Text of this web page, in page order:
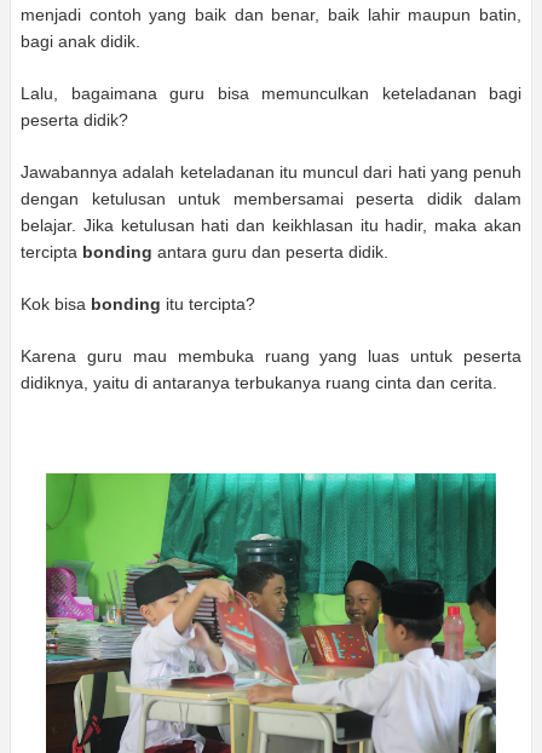
menjadi contoh yang baik dan benar, baik lahir maupun batin,
bagi anak didik.
Lalu, bagaimana guru bisa memunculkan keteladanan bagi
peserta didik?
Jawabannya adalah keteladanan itu muncul dari hati yang penuh
dengan ketulusan untuk membersamai peserta didik dalam
belajar. Jika ketulusan hati dan keikhlasan itu hadir, maka akan
tercipta bonding antara guru dan peserta didik.
Kok bisa bonding itu tercipta?
Karena guru mau membuka ruang yang luas untuk peserta
didiknya, yaitu di antaranya terbukanya ruang cinta dan cerita.